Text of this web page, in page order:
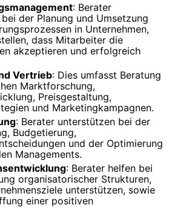
: Berater
der Planung und Umsetzung
in Unternehmen,
dass Mitarbeiter die
akzeptieren und erfolgreich
Vertrieb: Dies umfasst Beratung
Marktforschung,
Preisgestaltung,
und Marketingkampagnen.
: Berater unterstützen bei der
Budgetierung,
und der Optimierung
Managements.
: Berater helfen bei
organisatorischer Strukturen,
unterstützen, sowie
einer positiven